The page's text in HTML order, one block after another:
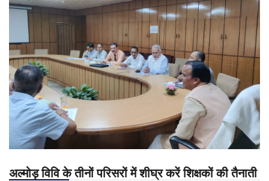
अल्मोड़ विवि के तीनों परिसरों में शीघ्र करें शिक्षकों की तैनाती